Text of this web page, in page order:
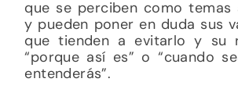
que se perciben como temas
y pueden poner en duda sus
que tienden a evitarlo y su
“porque así es” o “cuando
entenderás”.